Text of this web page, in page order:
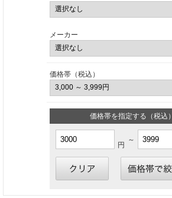
メーカー
価格帯（税込）
価格帯を指定する（税込）
円
～